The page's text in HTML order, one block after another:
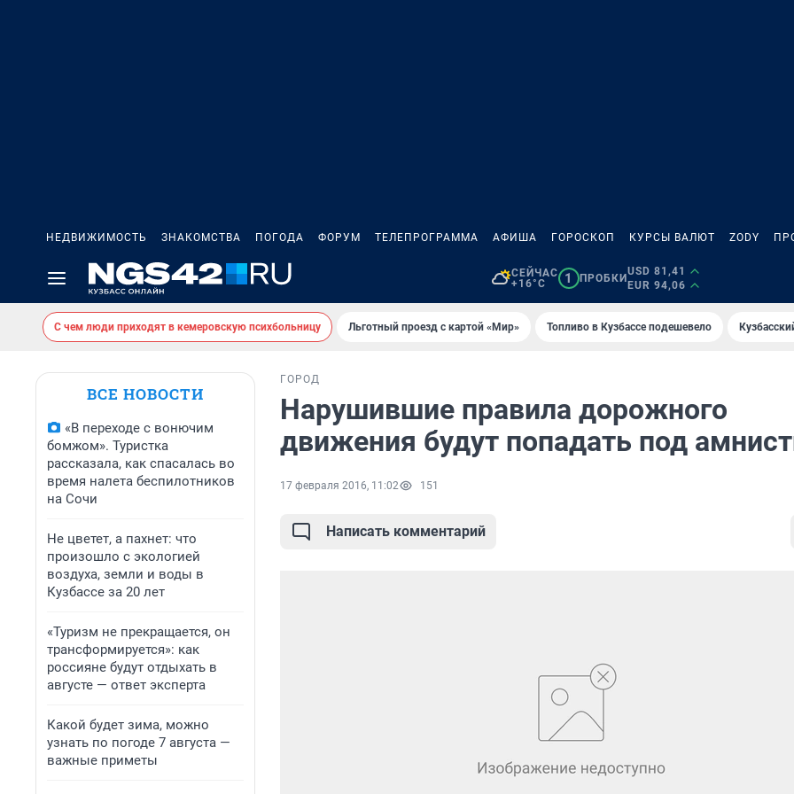
НЕДВИЖИМОСТЬ ЗНАКОМСТВА ПОГОДА ФОРУМ ТЕЛЕПРОГРАММА АФИША ГОРОСКОП КУРСЫ ВАЛЮТ ZODY
СЕЙЧАС
+16°C
1 ПРОБКИ
USD 81,41
EUR 94,06
С чем люди приходят в кемеровскую психбольницу Льготный проезд с картой «Мир» Топливо в Кузбассе подешевело
ВСЕ НОВОСТИ
«В переходе с вонючим
бомжом». Туристка
рассказала, как спасалась во
время налета беспилотников
на Сочи
Не цветет, а пахнет: что
произошло с экологией
воздуха, земли и воды в
Кузбассе за 20 лет
«Туризм не прекращается, он
трансформируется»: как
россияне будут отдыхать в
августе — ответ эксперта
Какой будет зима, можно
узнать по погоде 7 августа —
важные приметы
ГОРОД
Нарушившие правила дорожного
движения будут попадать под
17 февраля 2016, 11:02 151
Написать комментарий